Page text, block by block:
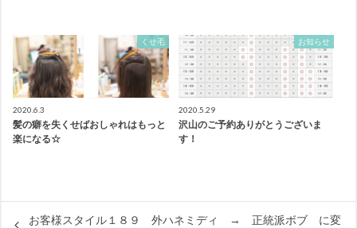
くせ毛
2020.6.3
髪の癖を失くせばおしゃれはもっと
楽になる☆
お知らせ
2020.5.29
沢山のご予約ありがとうございま
す！
お客様スタイル１８９ 外ハネミディ → 正統派ボブ に変